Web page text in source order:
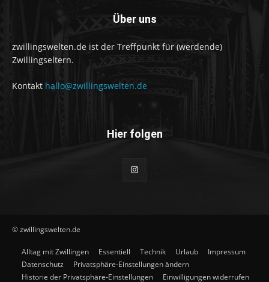
Über uns
zwillingswelten.de ist der Treffpunkt für (werdende)
Zwillingseltern.
Kontakt hallo@zwillingswelten.de
Hier folgen
© zwillingswelten.de
Alltag mit Zwillingen Essentiell Technik Urlaub
Impressum
Datenschutz
Privatsphäre-Einstellungen ändern
Historie der Privatsphäre-Einstellungen
Einwilligungen widerrufen